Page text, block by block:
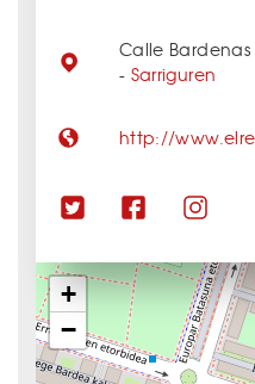
+
−
Calle Bardenas
- Sarriguren
http://